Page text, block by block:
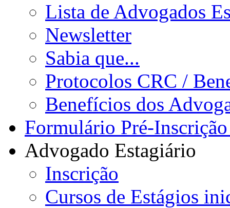
Lista de Advogados
Newsletter
Sabia que...
Protocolos CRC /
Benefícios dos
Formulário Pré-
Advogado Estagiário
Inscrição
Cursos de Estágios